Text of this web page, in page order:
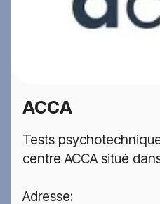
ACCA
Tests
centre ACCA situé
Adresse: